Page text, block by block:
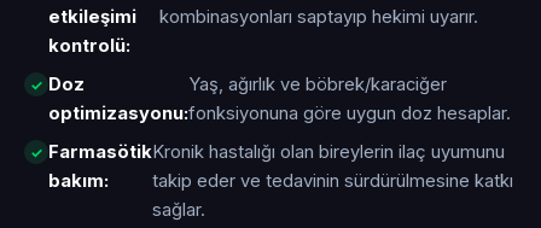
etkileşimi
kontrolü:
kombinasyonları saptayıp hekimi uyarır.
Doz
optimizasyonu:
Yaş, ağırlık ve böbrek/karaciğer
fonksiyonuna göre uygun doz hesaplar.
Farmasötik
bakım:
Kronik hastalığı olan bireylerin ilaç uyumunu
takip eder ve tedavinin sürdürülmesine katkı
sağlar.